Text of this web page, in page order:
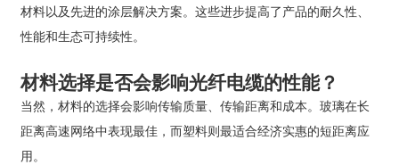
材料以及先进的涂层解决方案。这些进步提高了产品的耐久性、
性能和生态可持续性。
材料选择是否会影响光纤电缆的性能？
当然，材料的选择会影响传输质量、传输距离和成本。玻璃在长
距离高速网络中表现最佳，而塑料则最适合经济实惠的短距离应
用。